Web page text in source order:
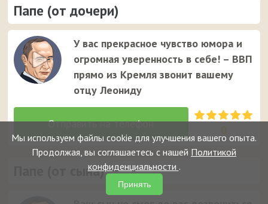
Папе (от дочери)
У вас прекрасное чувство юмора и
огромная уверенность в себе! – ВВП
прямо из Кремля звонит вашему
отцу Леониду
Папе (от сына)
Мы используем файлы cookie для улучшения вашего опыта.
Продолжая, вы соглашаетесь с нашей Политикой
конфиденциальности .
Принять